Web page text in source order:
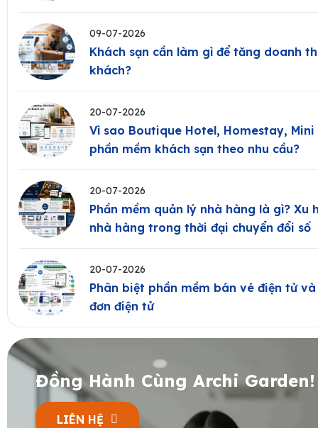
09-07-2026
Khách sạn cần làm gì để tăng doanh
khách?
20-07-2026
Vì sao Boutique Hotel, Homestay,
phần mềm khách sạn theo nhu cầu?
20-07-2026
Phần mềm quản lý nhà hàng là gì? Xu
nhà hàng trong thời đại chuyển đổi số
20-07-2026
Phân biệt phần mềm bán vé điện tử
đơn điện tử
Đồng Hành Cùng Archi Garden!
LIÊN HỆ